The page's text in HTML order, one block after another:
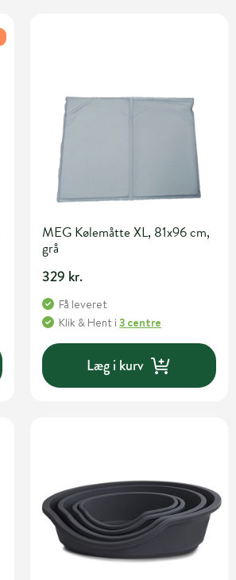
MEG Kølemåtte XL, 81x96 cm,
grå
329 kr.
Få leveret
Klik & Hent i3 centre
Læg i kurv